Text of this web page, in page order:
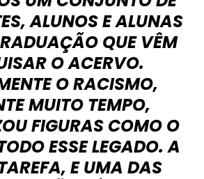
ALUNOS E ALUNAS
QUE VÊM
O ACERVO.
O RACISMO,
MUITO TEMPO,
FIGURAS COMO O
ESSE LEGADO. A
E UMA DAS